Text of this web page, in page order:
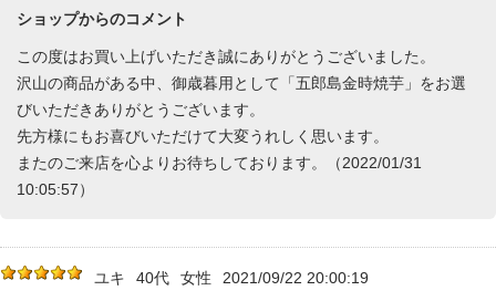
ショップからのコメント
この度はお買い上げいただき誠にありがとうございました。
沢山の商品がある中、御歳暮用として「五郎島金時焼芋」をお選
びいただきありがとうございます。
先方様にもお喜びいただけて大変うれしく思います。
またのご来店を心よりお待ちしております。（2022/01/31
10:05:57）
ユキ 40代 女性 2021/09/22 20:00:19